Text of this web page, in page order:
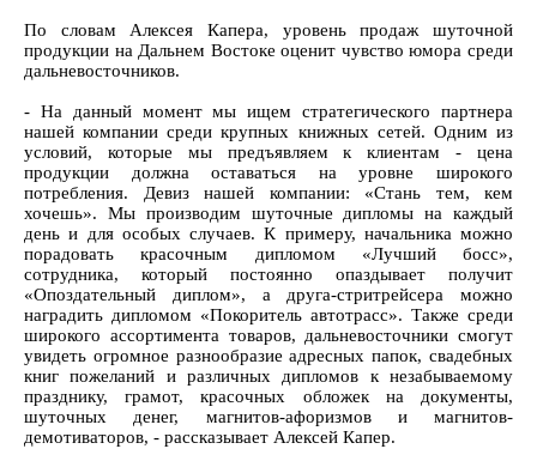
По словам Алексея Капера, уровень продаж шуточной
продукции на Дальнем Востоке оценит чувство юмора среди
дальневосточников.
- На данный момент мы ищем стратегического партнера
нашей компании среди крупных книжных сетей. Одним из
условий, которые мы предъявляем к клиентам - цена
продукции должна оставаться на уровне широкого
потребления. Девиз нашей компании: «Стань тем, кем
хочешь». Мы производим шуточные дипломы на каждый
день и для особых случаев. К примеру, начальника можно
порадовать красочным дипломом «Лучший босс»,
сотрудника, который постоянно опаздывает получит
«Опоздательный диплом», а друга-стритрейсера можно
наградить дипломом «Покоритель автотрасс». Также среди
широкого ассортимента товаров, дальневосточники смогут
увидеть огромное разнообразие адресных папок, свадебных
книг пожеланий и различных дипломов к незабываемому
празднику, грамот, красочных обложек на документы,
шуточных денег, магнитов-афоризмов и магнитов-
демотиваторов, - рассказывает Алексей Капер.